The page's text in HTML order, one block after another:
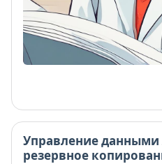
Управление данными
резервное